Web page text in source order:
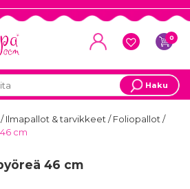
0
Haku
/Ilmapallot & tarvikkeet/Foliopallot/
cm
46 cm